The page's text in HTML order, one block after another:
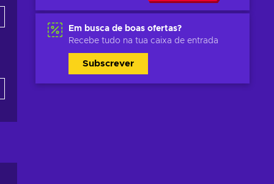
Em busca de boas ofertas?
Recebe tudo na tua caixa de entrada
Subscrever